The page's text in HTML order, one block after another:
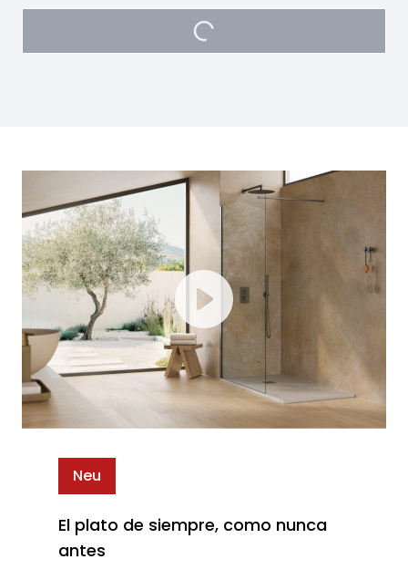
Neu
El plato de siempre, como nunca
antes